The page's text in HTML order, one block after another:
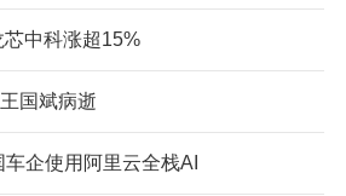
中科涨超15%
国斌病逝
企使用阿里云全栈AI